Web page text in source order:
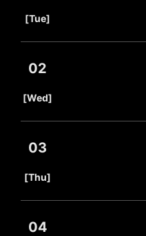
[Tue]
02
[Wed]
03
[Thu]
04